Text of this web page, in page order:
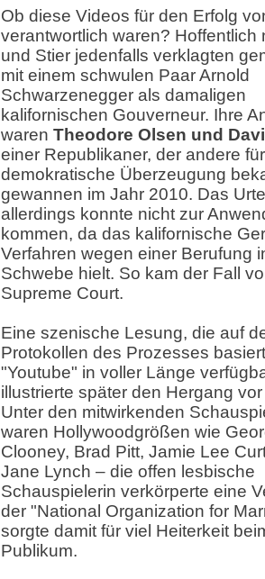
Ob diese Videos für den Erfolg
verantwortlich waren? Hoffentlich
und Stier jedenfalls verklagten
mit einem schwulen Paar Arnold
Schwarzenegger als damaligen
kalifornischen Gouverneur. Ihre
waren Theodore Olsen und
einer Republikaner, der andere
demokratische Überzeugung
gewannen im Jahr 2010. Das
allerdings konnte nicht zur
kommen, da das kalifornische
Verfahren wegen einer Berufung
Schwebe hielt. So kam der Fall
Supreme Court.
Eine szenische Lesung, die auf
Protokollen des Prozesses
"Youtube" in voller Länge
illustrierte später den Hergang
Unter den mitwirkenden
waren Hollywoodgrößen wie
Clooney, Brad Pitt, Jamie Lee
Jane Lynch – die offen lesbische
Schauspielerin verkörperte eine
der "National Organization for
sorgte damit für viel Heiterkeit
Publikum.